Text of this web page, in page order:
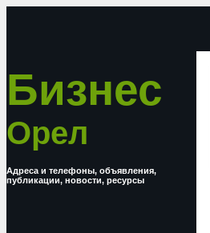
Бизнес
Орел
Адреса и телефоны, объявления,
публикации, новости, ресурсы